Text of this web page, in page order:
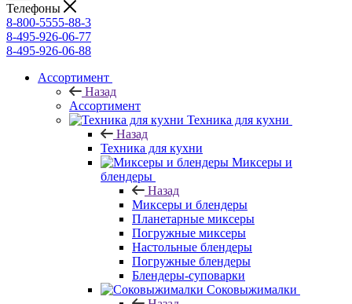
Телефоны
8-800-5555-88-3
8-495-926-06-77
8-495-926-06-88
Ассортимент
Назад
Ассортимент
Техника для кухни
Назад
Техника для кухни
Миксеры и
блендеры
Назад
Миксеры и блендеры
Планетарные миксеры
Погружные миксеры
Настольные блендеры
Погружные блендеры
Блендеры-суповарки
Соковыжималки